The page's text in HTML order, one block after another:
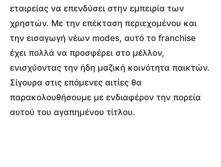
εταιρείας να επενδύσει στην εμπειρία των
χρηστών. Με την επέκταση περιεχομένου και
την εισαγωγή νέων modes, αυτό το franchise
έχει πολλά να προσφέρει στο μέλλον,
ενισχύοντας την ήδη μαζική κοινότητα παικτών.
Σίγουρα στις επόμενες αιτίες θα
παρακολουθήσουμε με ενδιαφέρον την πορεία
αυτού του αγαπημένου τίτλου.